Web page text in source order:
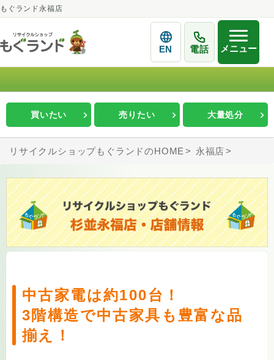
もぐランド永福店
EN 電話 メニュー
買いたい 売りたい 大量処分
リサイクルショップもぐランドのHOME 永福店
中古家電は約100台！
3階構造で中古家具も豊富な品
揃え！